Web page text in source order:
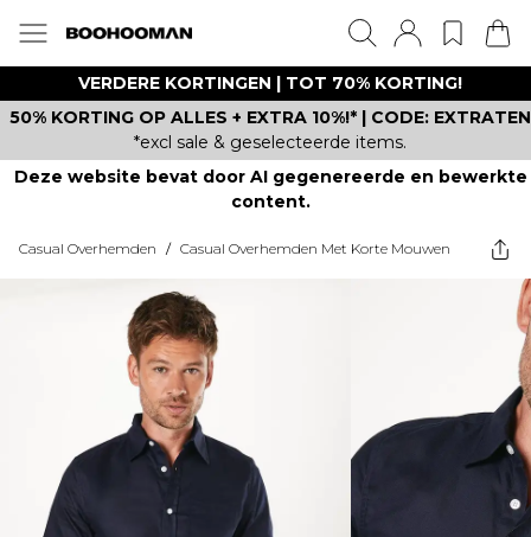
VERDERE KORTINGEN | TOT 70% KORTING!
50% KORTING OP ALLES + EXTRA 10%!* | CODE: EXTRATEN
*excl sale & geselecteerde items.
Deze website bevat door AI gegenereerde en bewerkte
content.
Casual Overhemden / Casual Overhemden Met Korte Mouwen